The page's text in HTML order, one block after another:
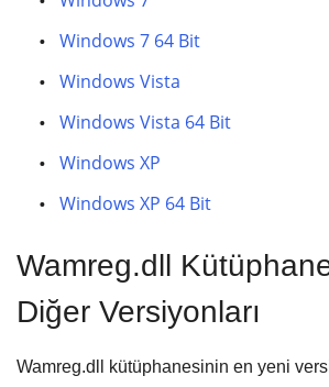
Windows 7 64 Bit
Windows Vista
Windows Vista 64 Bit
Windows XP
Windows XP 64 Bit
Wamreg.dll
Diğer Versiyonları
Wamreg.dll kütüphanesinin en yeni